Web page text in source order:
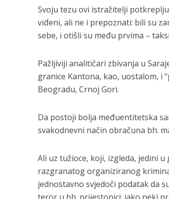
Svoju tezu ovi istražitelji
viđeni, ali ne i prepoznati: bili su
sebe, i otišli su među prvima –
Pažljiviji analitičari zbivanja u
granice Kantona, kao, uostalom, i
Beogradu, Crnoj Gori.
Da postoji bolja međuentitetska
svakodnevni način obračuna bh.
Ali uz tužioce, koji, izgleda, jedini
razgranatog organiziranog
jednostavno svjedoči podatak da